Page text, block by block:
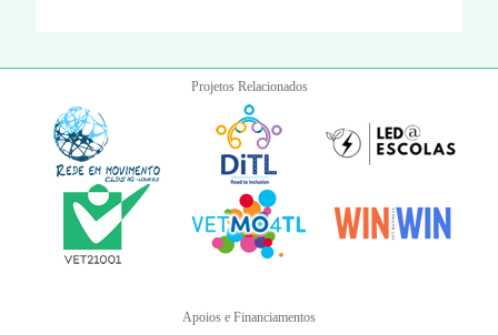
Projetos Relacionados
Apoios e Financiamentos